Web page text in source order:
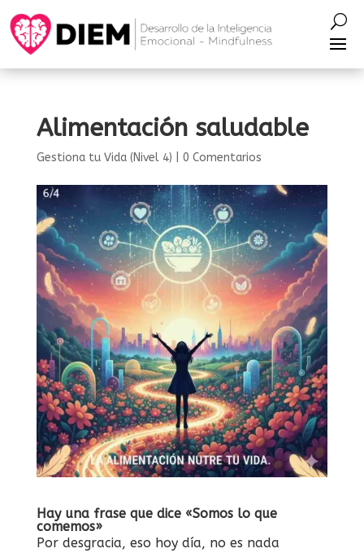
Alimentación saludable
Gestiona tu Vida (Nivel 4) 0 Comentarios
Hay una frase que dice «Somos lo que
comemos»
Por desgracia, eso hoy día, no es nada